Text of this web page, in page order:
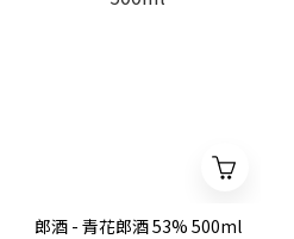
郎酒 - 青花郎酒 53% 500ml